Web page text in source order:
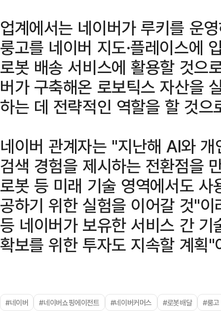
업계에서는 네이버가 루키를 운
룽고를 네이버 지도·플레이스에
로봇 배송 서비스에 활용할 것으
버가 구축해온 로보틱스 자산을
하는 데 전략적인 역할을 할 것으
네이버 관계자는 "지난해 AI와
검색 경험을 제시하는 전환점을
로봇 등 미래 기술 영역에서도
공하기 위한 실험을 이어갈 것"
등 네이버가 보유한 서비스 간
확보를 위한 투자도 지속할 계획"
#네이버 #네이버쇼핑에이전트 #네이버커머스 #로봇배달 #룽고